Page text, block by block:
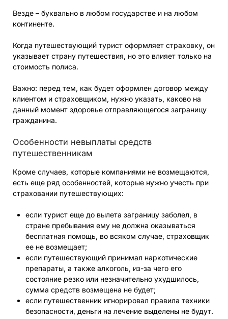
Везде – буквально в любом государстве и на любом
континенте.
Когда путешествующий турист оформляет страховку, он
указывает страну путешествия, но это влияет только на
стоимость полиса.
Важно: перед тем, как будет оформлен договор между
клиентом и страховщиком, нужно указать, каково на
данный момент здоровье отправляющегося заграницу
гражданина.
Особенности невыплаты средств
путешественникам
Кроме случаев, которые компаниями не возмещаются,
есть еще ряд особенностей, которые нужно учесть при
страховании путешествующих:
если турист еще до вылета заграницу заболел, в
стране пребывания ему не должна оказываться
бесплатная помощь, во всяком случае, страховщик
ее не возмещает;
если путешествующий принимал наркотические
препараты, а также алкоголь, из-за чего его
состояние резко или незначительно ухудшилось,
сумма средств возмещена не будет;
если путешественник игнорировал правила техники
безопасности, деньги на лечение выделены не будут.